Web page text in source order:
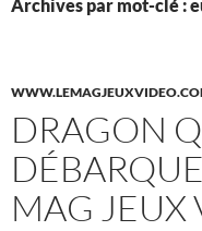
Archives par mot-clé :
DRAGON
MAG JEUX